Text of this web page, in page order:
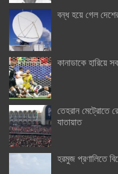
বন্ধ হয়ে গেল
কানাডাকে হারিয়ে
তেহরান মেট্রোতে
যাতায়াত
হরমুজ প্রণালিতে